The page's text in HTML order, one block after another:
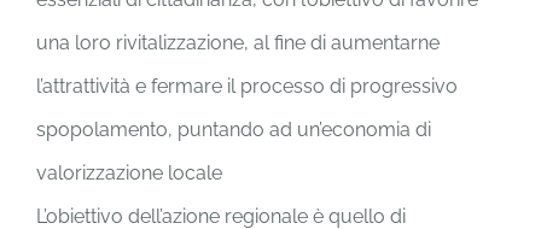
una loro rivitalizzazione, al fine di aumentarne
l’attrattività e fermare il processo di progressivo
spopolamento, puntando ad un’economia di
valorizzazione locale
L’obiettivo dell’azione regionale è quello di